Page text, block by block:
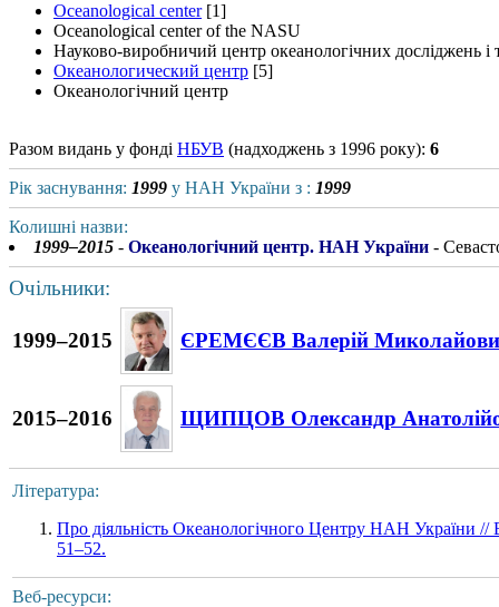
Oceanological center[1]
Oceanological center of the NASU
Науково-виробничий центр океанологічних досліджень і
Океанологический центр [5]
Океанологічний центр
Разом видань у фонді НБУВ (надходжень з 1996 року): 6
Рік заснування: 1999 у НАН України з : 1999
Колишні назви:
1999–2015 - Океанологічний центр. НАН України -
Очільники:
1999–2015 ЄРЕМЄЄВ Валерій
2015–2016 ЩИПЦОВ Олександр
Література:
Про діяльність Океанологічного Центру НАН України
51–52.
Веб-ресурси: